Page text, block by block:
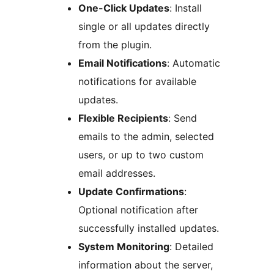
One-Click Updates: Install
single or all updates directly
from the plugin.
Email Notifications: Automatic
notifications for available
updates.
Flexible Recipients: Send
emails to the admin, selected
users, or up to two custom
email addresses.
Update Confirmations:
Optional notification after
successfully installed updates.
System Monitoring: Detailed
information about the server,